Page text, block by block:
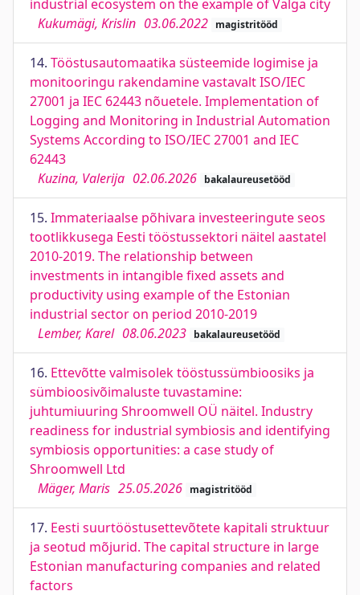
industrial ecosystem on the example of Valga city
Kukumägi, Krislin 03.06.2022 magistritööd
14. Tööstusautomaatika süsteemide logimise ja
monitooringu rakendamine vastavalt ISO/IEC
27001 ja IEC 62443 nõuetele. Implementation of
Logging and Monitoring in Industrial Automation
Systems According to ISO/IEC 27001 and IEC
62443
Kuzina, Valerija 02.06.2026 bakalaureusetööd
15. Immateriaalse põhivara investeeringute seos
tootlikkusega Eesti tööstussektori näitel aastatel
2010-2019. The relationship between
investments in intangible fixed assets and
productivity using example of the Estonian
industrial sector on period 2010-2019
Lember, Karel 08.06.2023 bakalaureusetööd
16. Ettevõtte valmisolek tööstussümbioosiks ja
sümbioosivõimaluste tuvastamine:
juhtumiuuring Shroomwell OÜ näitel. Industry
readiness for industrial symbiosis and identifying
symbiosis opportunities: a case study of
Shroomwell Ltd
Mäger, Maris 25.05.2026 magistritööd
17. Eesti suurtööstusettevõtete kapitali struktuur
ja seotud mõjurid. The capital structure in large
Estonian manufacturing companies and related
factors